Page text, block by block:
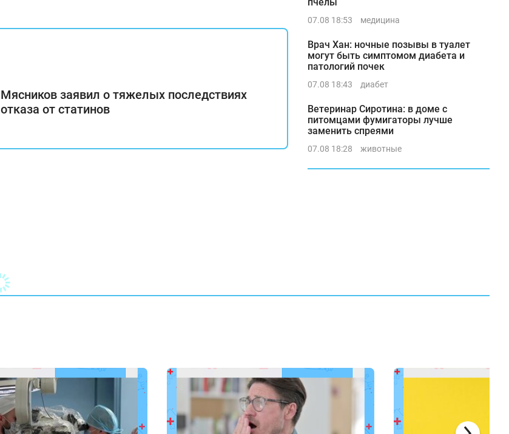
Мясников заявил о тяжелых последствиях
отказа от статинов
07.08 18:53 медицина
Врач Хан: ночные позывы в туалет
могут быть симптомом диабета и
патологий почек
07.08 18:43 диабет
Ветеринар Сиротина: в доме с
питомцами фумигаторы лучше
заменить спреями
07.08 18:28 животные